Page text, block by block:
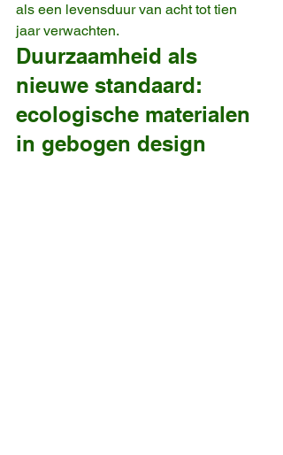
als een levensduur van acht tot tien
jaar verwachten.
Duurzaamheid als
nieuwe standaard:
ecologische materialen
in gebogen design